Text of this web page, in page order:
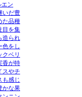
エン
いだ豊
た品種
目を集
造られ
色をし
ベリ
香が特
スやチ
も感じ
かな果